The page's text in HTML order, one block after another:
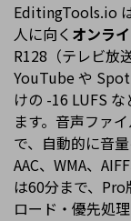
EditingTools.io
人に向く オンラ
R128（テレビ放
YouTube や
けの -16 LUFS
ます。音声ファ
で、自動的に音
AAC、WMA、
は60分まで、
ロード・優先処理